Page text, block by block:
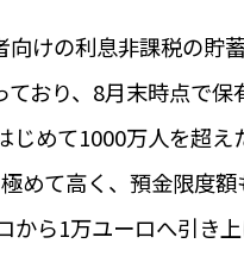
向けの利息非課税の貯
ており、8月末時点で保
じめて1000万人を超え
めて高く、預金限度額
から1万ユーロへ引き